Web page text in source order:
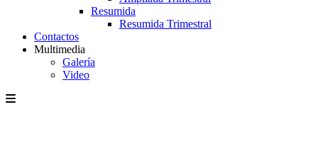
Resumida
Resumida Trimestral
Contactos
Multimedia
Galería
Video